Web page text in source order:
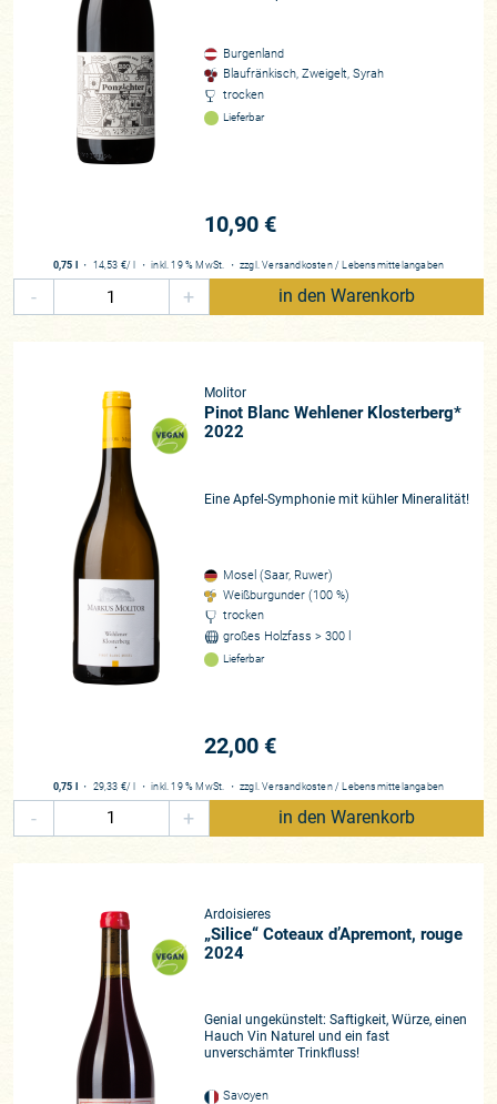
Burgenland
Blaufränkisch, Zweigelt, Syrah
trocken
Lieferbar
10,90 €
0,75 l ・ 14,53 €/ l ・inkl. 19 % MwSt. ・ zzgl.Versandkosten / Lebensmittelangaben
- + in den Warenkorb
Molitor
Pinot Blanc Wehlener Klosterberg*
2022
Eine Apfel-Symphonie mit kühler Mineralität!
Mosel (Saar, Ruwer)
Weißburgunder (100 %)
trocken
großes Holzfass > 300 l
Lieferbar
22,00 €
0,75 l ・ 29,33 €/ l ・inkl. 19 % MwSt. ・ zzgl.Versandkosten / Lebensmittelangaben
- + in den Warenkorb
Ardoisieres
„Silice“ Coteaux d’Apremont, rouge
2024
Genial ungekünstelt: Saftigkeit, Würze, einen
Hauch Vin Naturel und ein fast
unverschämter Trinkfluss!
Savoyen